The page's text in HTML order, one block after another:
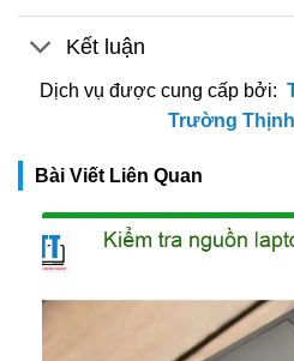
Kết luận
Dịch vụ được cung cấp bởi:
Trường
Bài Viết Liên Quan